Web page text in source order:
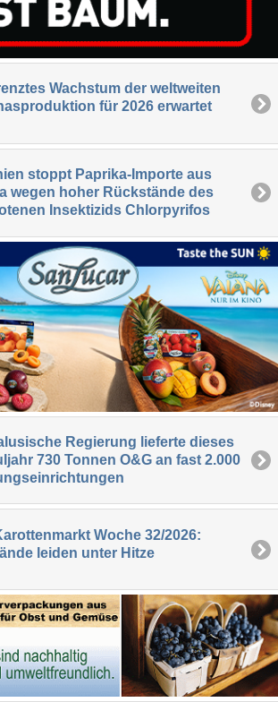
Wachstum der weltweiten
für 2026 erwartet
stoppt Paprika-Importe aus
wegen hoher Rückstände des
Insektizids Chlorpyrifos
Regierung lieferte dieses
730 Tonnen O&G an fast 2.000
Woche 32/2026:
leiden unter Hitze